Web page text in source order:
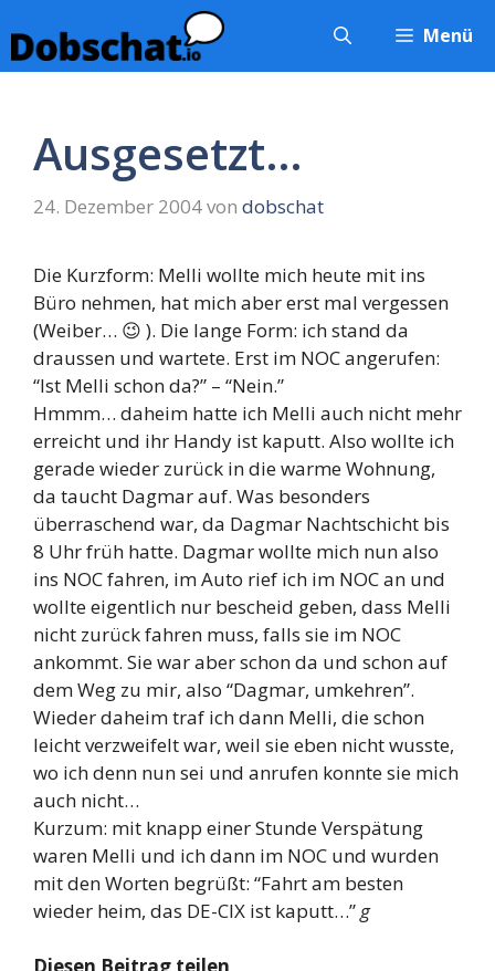
Inhalt
springen
Menü
Ausgesetzt…
24. Dezember 2004von dobschat
Die Kurzform: Melli wollte mich heute mit ins
Büro nehmen, hat mich aber erst mal vergessen
(Weiber… 😉 ). Die lange Form: ich stand da
draussen und wartete. Erst im NOC angerufen:
“Ist Melli schon da?” – “Nein.”
Hmmm… daheim hatte ich Melli auch nicht mehr
erreicht und ihr Handy ist kaputt. Also wollte ich
gerade wieder zurück in die warme Wohnung,
da taucht Dagmar auf. Was besonders
überraschend war, da Dagmar Nachtschicht bis
8 Uhr früh hatte. Dagmar wollte mich nun also
ins NOC fahren, im Auto rief ich im NOC an und
wollte eigentlich nur bescheid geben, dass Melli
nicht zurück fahren muss, falls sie im NOC
ankommt. Sie war aber schon da und schon auf
dem Weg zu mir, also “Dagmar, umkehren”.
Wieder daheim traf ich dann Melli, die schon
leicht verzweifelt war, weil sie eben nicht wusste,
wo ich denn nun sei und anrufen konnte sie mich
auch nicht…
Kurzum: mit knapp einer Stunde Verspätung
waren Melli und ich dann im NOC und wurden
mit den Worten begrüßt: “Fahrt am besten
wieder heim, das DE-CIX ist kaputt…” g